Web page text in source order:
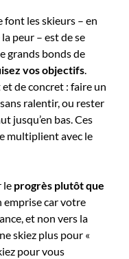
font les skieurs – en
peur – est de se
grands bonds de
vos objectifs.
de concret : faire un
ralentir, ou rester
jusqu’en bas. Ces
multiplient avec le
le progrès plutôt que
emprise car votre
et non vers la
skiez plus pour «
pour vous